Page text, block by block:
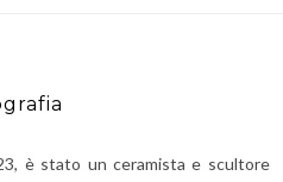
è stato un ceramista e scultore